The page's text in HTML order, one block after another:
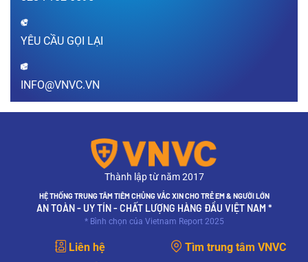
hợp lý? Đăng ký…
XEM THÊM
thể mang thai? Sau khi tiêm vắc xin chưa được
1 tháng (tính từ thời điểm tiêm phòng) em lỡ có
thai thì có…
Sùi mào gà nguy hiểm như thế nào?
Thưa bác sĩ, bệnh sùi mào gà gây ra hậu quả
gì? Em đang mang thai, mắc sùi mào gà thì có
ảnh hưởng như thế nào đến sức khỏe thai nhi?
Mong bác sĩ giải…
XEM THÊM
Mục đích của xét nghiệm PAP và xét nghiệm
YÊU CẦU GỌI LẠI
INFO@VNVC.VN
Thành lập từ năm 2017
HỆ THỐNG TRUNG TÂM TIÊM CHỦNG VẮC XIN CHO TRẺ EM & NGƯỜI LỚN
AN TOÀN - UY TÍN - CHẤT LƯỢNG HÀNG ĐẦU VIỆT NAM *
* Bình chọn của Vietnam Report 2025
Liên hệ
Tìm trung tâm VNVC